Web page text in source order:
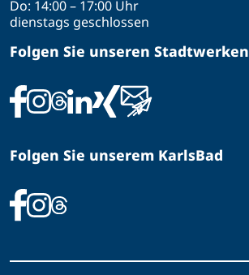
Do: 14:00 – 17:00 Uhr
dienstags geschlossen
Folgen Sie unseren Stadtwerken
Folgen Sie unserem KarlsBad